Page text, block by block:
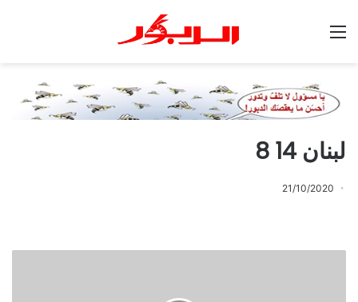
لبنان 14 8
21/10/2020